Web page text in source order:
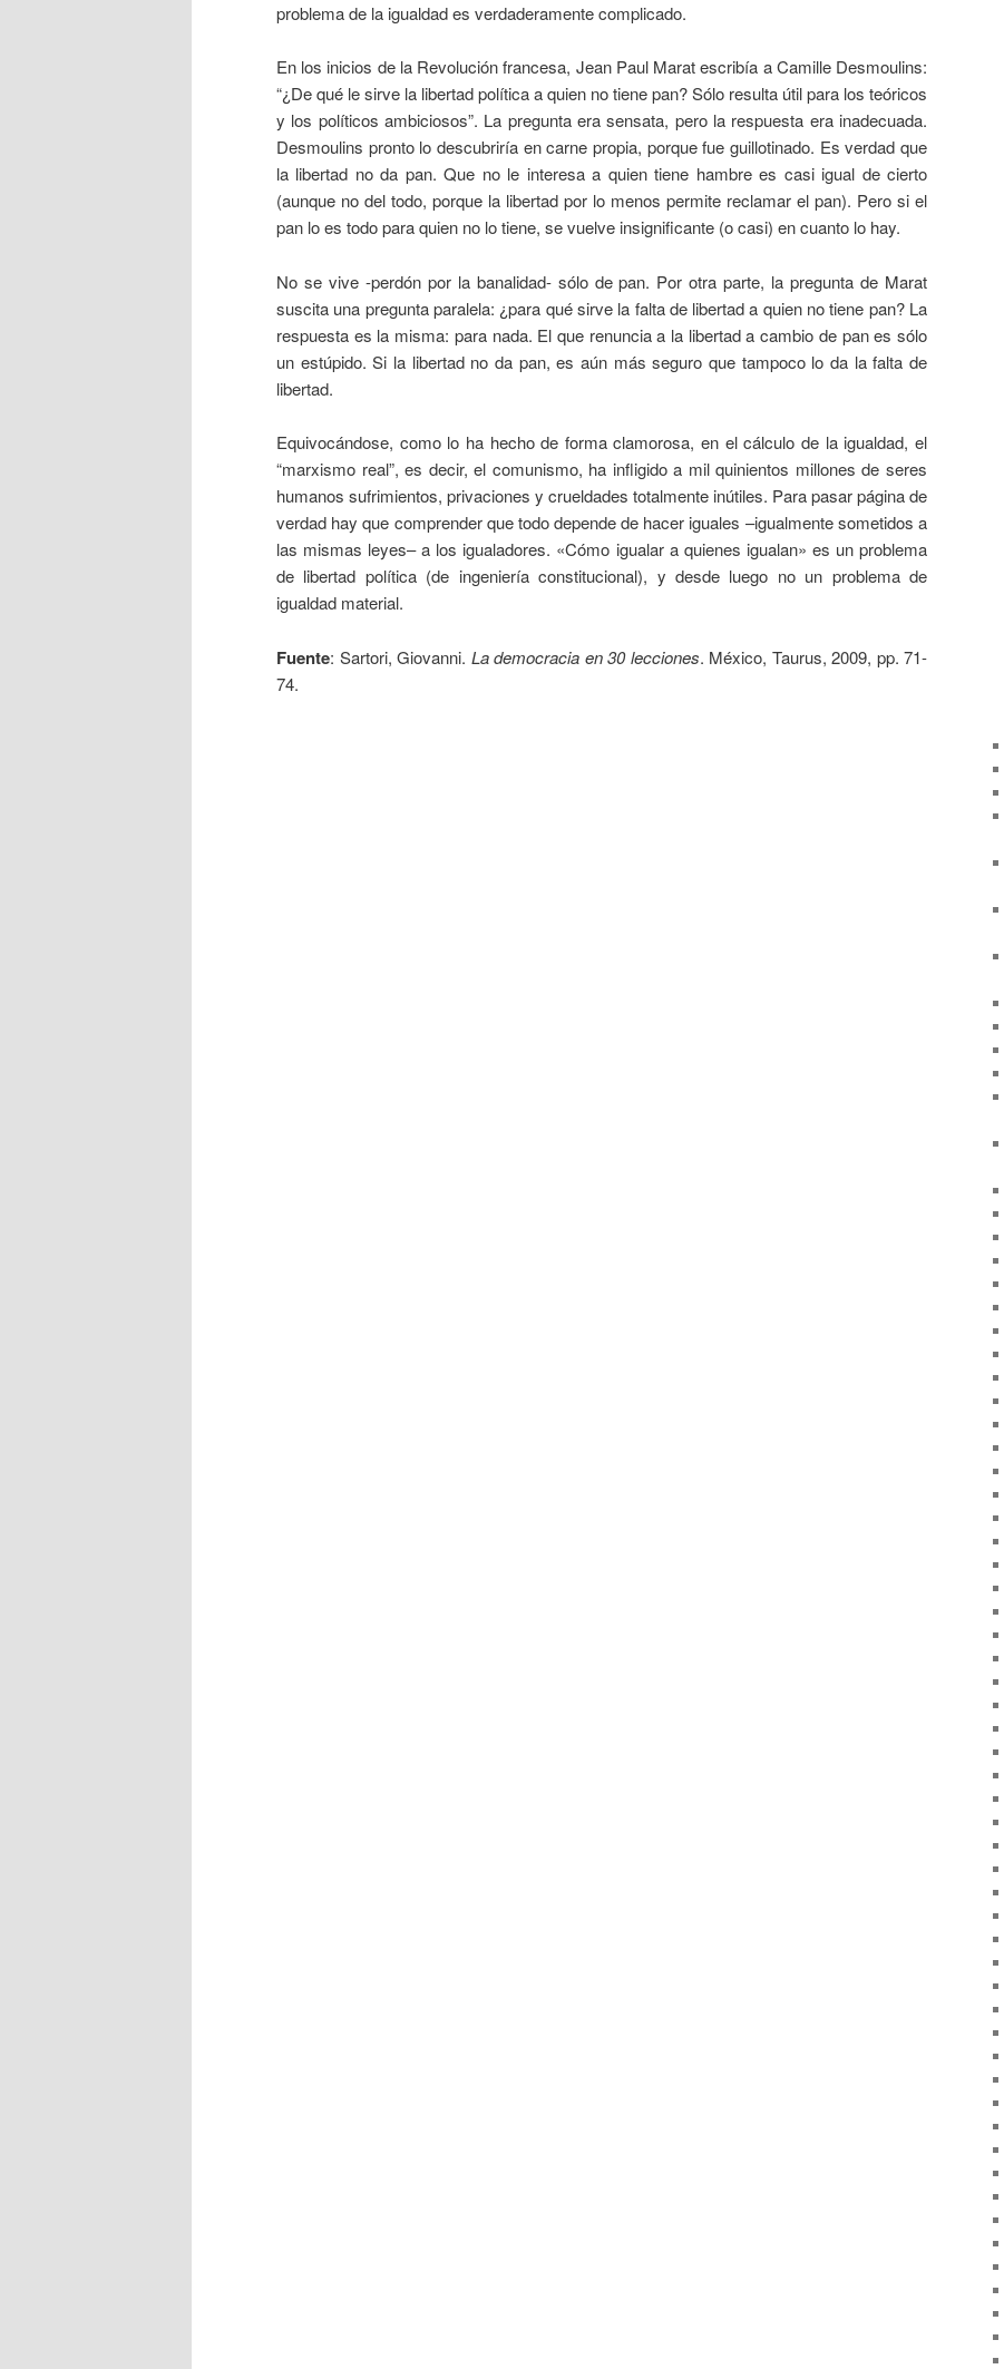
problema de la igualdad es verdaderamente complicado.
En los inicios de la Revolución francesa, Jean Paul Marat escribía a Camille Desmoulins:
“¿De qué le sirve la libertad política a quien no tiene pan? Sólo resulta útil para los teóricos
y los políticos ambiciosos”. La pregunta era sensata, pero la respuesta era inadecuada.
Desmoulins pronto lo descubriría en carne propia, porque fue guillotinado. Es verdad que
la libertad no da pan. Que no le interesa a quien tiene hambre es casi igual de cierto
(aunque no del todo, porque la libertad por lo menos permite reclamar el pan). Pero si el
pan lo es todo para quien no lo tiene, se vuelve insignificante (o casi) en cuanto lo hay.
No se vive -perdón por la banalidad- sólo de pan. Por otra parte, la pregunta de Marat
suscita una pregunta paralela: ¿para qué sirve la falta de libertad a quien no tiene pan? La
respuesta es la misma: para nada. El que renuncia a la libertad a cambio de pan es sólo
un estúpido. Si la libertad no da pan, es aún más seguro que tampoco lo da la falta de
libertad.
Equivocándose, como lo ha hecho de forma clamorosa, en el cálculo de la igualdad, el
“marxismo real”, es decir, el comunismo, ha infligido a mil quinientos millones de seres
humanos sufrimientos, privaciones y crueldades totalmente inútiles. Para pasar página de
verdad hay que comprender que todo depende de hacer iguales –igualmente sometidos a
las mismas leyes– a los igualadores. «Cómo igualar a quienes igualan» es un problema
de libertad política (de ingeniería constitucional), y desde luego no un problema de
igualdad material.
Fuente: Sartori, Giovanni. La democracia en 30 lecciones. México, Taurus, 2009, pp. 71-
74.